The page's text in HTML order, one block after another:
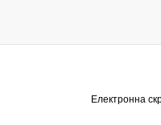
Електронна